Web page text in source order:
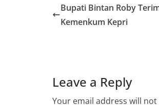
Bupati Bintan Roby
Kemenkum Kepri
Leave a Reply
Your email address will